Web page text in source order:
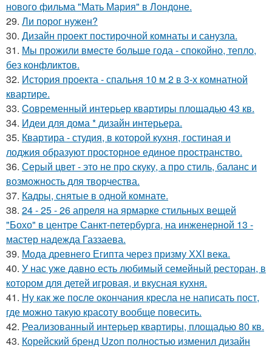
нового фильма "Мать Мария" в Лондоне.
29. Ли порог нужен?
30. Дизайн проект постирочной комнаты и санузла.
31. Мы прожили вместе больше года - спокойно, тепло,
без конфликтов.
32. История проекта - спальня 10 м 2 в 3-х комнатной
квартире.
33. Cовременный интерьер квартиры площадью 43 кв.
34. Идеи для дома * дизайн интерьера.
35. Квартира - студия, в которой кухня, гостиная и
лоджия образуют просторное единое пространство.
36. Серый цвет - это не про скуку, а про стиль, баланс и
возможность для творчества.
37. Кадры, снятые в одной комнате.
38. 24 - 25 - 26 апреля на ярмарке стильных вещей
"Бохо" в центре Санкт-петербурга, на инженерной 13 -
мастер надежда Газзаева.
39. Мода древнего Египта через призму ХХI века.
40. У нас уже давно есть любимый семейный ресторан, в
котором для детей игровая, и вкусная кухня.
41. Ну как же после окончания кресла не написать пост,
где можно такую красоту вообще повесить.
42. Реализованный интерьер квартиры, площадью 80 кв.
43. Корейский бренд Uzon полностью изменил дизайн